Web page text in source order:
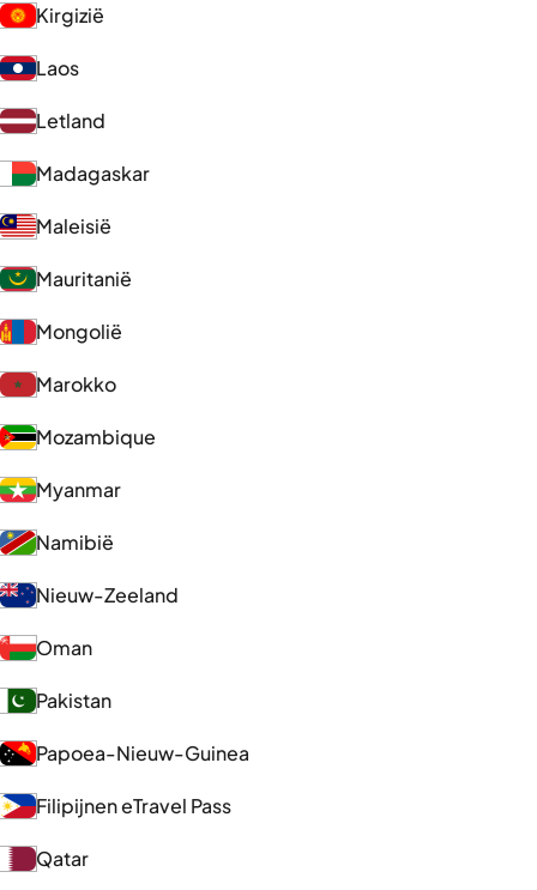
Kirgizië
Laos
Letland
Madagaskar
Maleisië
Mauritanië
Mongolië
Marokko
Mozambique
Myanmar
Namibië
Nieuw-Zeeland
Oman
Pakistan
Papoea-Nieuw-Guinea
Filipijnen eTravel Pass
Qatar